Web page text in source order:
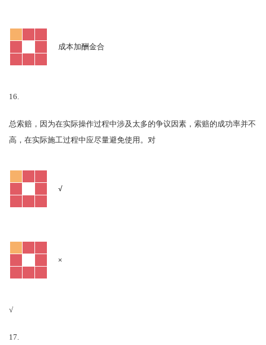
成本加酬金合
16.
总索赔，因为在实际操作过程中涉及太多的争议因素，索赔的成功率并不
高，在实际施工过程中应尽量避免使用。 对
√
×
√
17.